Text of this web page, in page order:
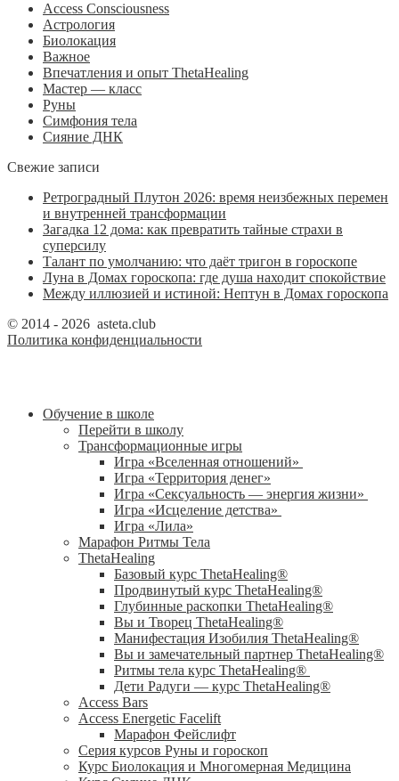
Access Consciousness
Астрология
Биолокация
Важное
Впечатления и опыт ThetaHealing
Мастер — класс
Руны
Симфония тела
Сияние ДНК
Свежие записи
Ретроградный Плутон 2026: время неизбежных перемен
и внутренней трансформации
Загадка 12 дома: как превратить тайные страхи в
суперсилу
Талант по умолчанию: что даёт тригон в гороскопе
Луна в Домах гороскопа: где душа находит спокойствие
Между иллюзией и истиной: Нептун в Домах гороскопа
© 2014 - 2026 asteta.club
Политика конфиденциальности
Обучение в школе
Перейти в школу
Трансформационные игры
Игра «Вселенная отношений»
Игра «Территория денег»
Игра «Сексуальность — энергия жизни»
Игра «Исцеление детства»
Игра «Лила»
Марафон Ритмы Тела
ThetaHealing
Базовый курс ThetaHealing®
Продвинутый курс ThetaHealing®
Глубинные раскопки ThetaHealing®
Вы и Творец ThetaHealing®
Манифестация Изобилия ThetaHealing®
Вы и замечательный партнер ThetaHealing®
Ритмы тела курс ThetaHealing®
Дети Радуги — курс ThetaHealing®
Access Bars
Access Energetic Facelift
Марафон Фейслифт
Серия курсов Руны и гороскоп
Курс Биолокация и Многомерная Медицина